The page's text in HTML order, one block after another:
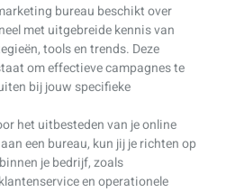
bureau beschikt over
met uitgebreide kennis van
tools en trends. Deze
om effectieve campagnes te
bij jouw specifieke
het uitbesteden van je online
een bureau, kun jij je richten op
je bedrijf, zoals
en operationele